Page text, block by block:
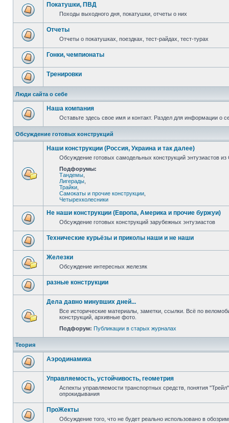
Покатушки, ПВД
Походы выходного дня, покатушки, отчеты о них
Отчеты
Отчеты о покатушках, поездках, тест-райдах, тест-турах
Гонки, чемпионаты
Тренировки
Люди сайта о себе
Наша компания
Оставьте здесь свое имя и контакт. Раздел для информации о
Обсуждение готовых конструкций
Наши конструкции (Россия, Украина и так далее)
Обсуждение готовых самодельных конструкций энтузиастов
Подфорумы:
Тандемы
Лигерады
Трайки
Самокаты и прочие конструкции
Четырехколесники
Не наши конструкции (Европа, Америка и прочие буржуи)
Обсуждение готовых конструкций зарубежных энтузиастов
Технические курьёзы и приколы наши и не наши
Железки
Обсуждение интересных железяк
разные конструкции
Дела давно минувших дней...
Все исторические материалы, заметки, ссылки. Всё по
конструкций, архивные фото.
Подфорум: Публикации в старых журналах
Теория
Аэродинамика
Управляемость, устойчивость, геометрия
Аспекты управляемости транспортных средств, понятия
опрокидывания
ПроЖекты
Обсуждение того, что не будет реально использовано в